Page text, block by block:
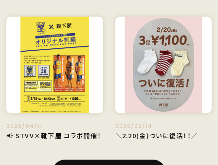
2026/04/11
📢 STVV×靴下屋 コラボ開催！
2026/02/14
＼2.20(金)ついに復活！！／